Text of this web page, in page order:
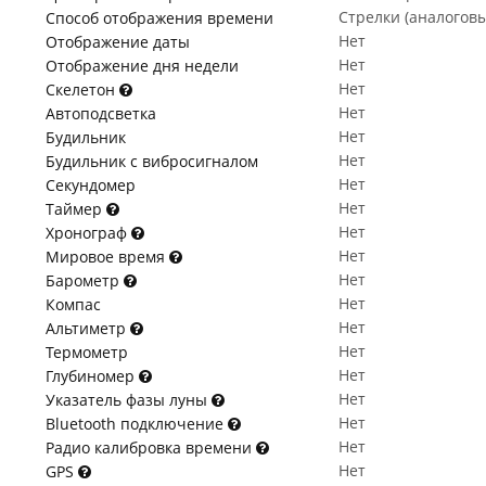
Способ отображения времени
Стрелки
Отображение даты
Нет
Отображение дня недели
Нет
Скелетон
Нет
Автоподсветка
Нет
Будильник
Нет
Будильник с вибросигналом
Нет
Секундомер
Нет
Таймер
Нет
Хронограф
Нет
Мировое время
Нет
Барометр
Нет
Компас
Нет
Альтиметр
Нет
Термометр
Нет
Глубиномер
Нет
Указатель фазы луны
Нет
Bluetooth подключение
Нет
Радио калибровка времени
Нет
GPS
Нет